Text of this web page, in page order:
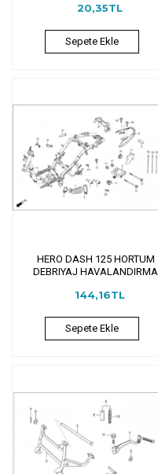
20,35TL
Sepete Ekle
HERO DASH 125 HORTUM
DEBRIYAJ HAVALANDIRMA
144,16TL
Sepete Ekle